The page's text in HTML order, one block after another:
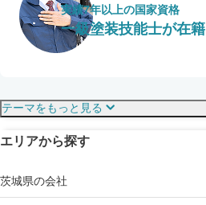
実績7年以上の国家資格
一級塗装技能士が在籍
見えにくい屋根も安心
ドローン診断
テーマをもっと見る
エリアから探す
茨城県の会社